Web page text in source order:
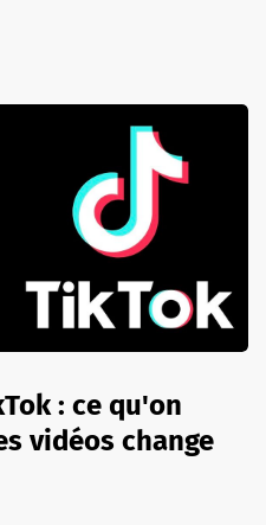
: ce qu'on
vidéos change